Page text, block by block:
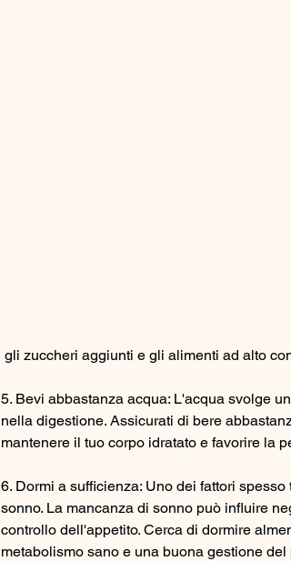
gli zuccheri aggiunti e gli alimenti ad alto
5. Bevi abbastanza acqua: L'acqua svolge
nella digestione. Assicurati di bere
mantenere il tuo corpo idratato e favorire la
6. Dormi a sufficienza: Uno dei fattori
sonno. La mancanza di sonno può influire
controllo dell'appetito. Cerca di dormire
metabolismo sano e una buona gestione del